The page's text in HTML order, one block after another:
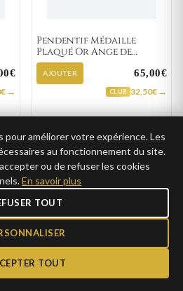
→
Pendentif Médaille
Plaqué Or Ange de
Raphaël
AJOUTER 65,00€
CLUB 32,50€ →
GRAVURE
pour améliorer votre expérience. Les
au fonctionnement du site.
ou de refuser les cookies
En savoir plus
TOUT
TOUT